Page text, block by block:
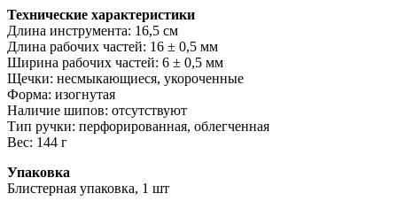
Технические характеристики
Длина инструмента: 16,5 см
Длина рабочих частей: 16 ± 0,5 мм
Ширина рабочих частей: 6 ± 0,5 мм
Щечки: несмыкающиеся, укороченные
Форма: изогнутая
Наличие шипов: отсутствуют
Тип ручки: перфорированная, облегченная
Вес: 144 г
Упаковка
Блистерная упаковка, 1 шт